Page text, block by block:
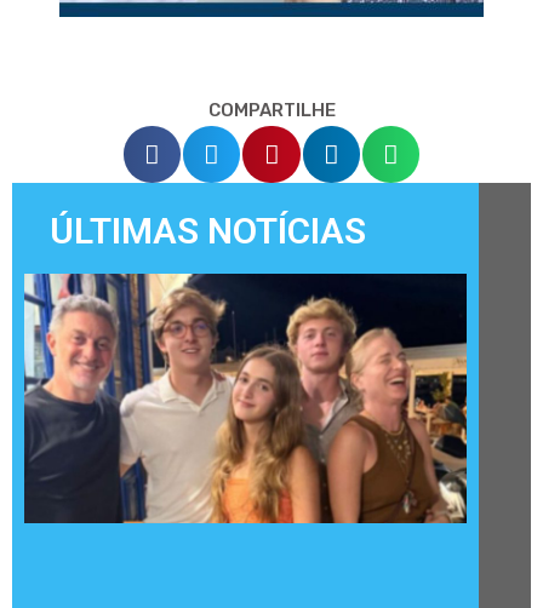
COMPARTILHE
ÚLTIMAS NOTÍCIAS